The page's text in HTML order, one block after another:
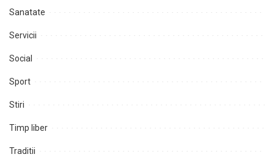
Sanatate
Servicii
Social
Sport
Stiri
Timp liber
Traditii